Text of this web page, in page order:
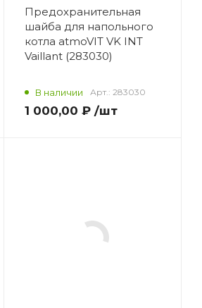
Предохранительная
шайба для напольного
котла atmoVIT VK INT
Vaillant (283030)
В наличии Арт.: 283030
1 000,00 ₽/шт